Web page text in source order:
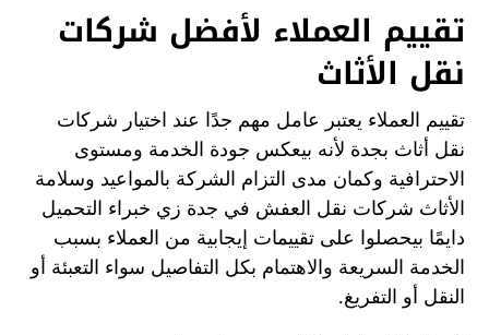
تقييم العملاء لأفضل شركات
نقل الأثاث
تقييم العملاء يعتبر عامل مهم جدًا عند اختيار شركات
نقل أثاث بجدة لأنه بيعكس جودة الخدمة ومستوى
الاحترافية وكمان مدى التزام الشركة بالمواعيد وسلامة
الأثاث شركات نقل العفش في جدة زي خبراء التحميل
دايمًا بيحصلوا على تقييمات إيجابية من العملاء بسبب
الخدمة السريعة والاهتمام بكل التفاصيل سواء التعبئة أو
النقل أو التفريغ.